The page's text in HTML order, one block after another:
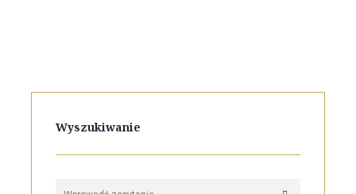
Wyszukiwanie